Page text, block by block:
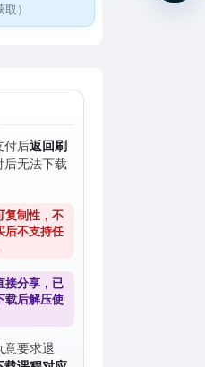
）
付后返回刷
后无法下载
复制性，不
后不支持任
接分享，已
载后解压使
意要求退